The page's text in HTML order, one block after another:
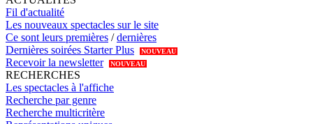
Fil d'actualité
Les nouveaux spectacles sur le site
Ce sont leurs premières /dernières
Dernières soirées Starter Plus
NOUVEAU
Recevoir la newsletter NOUVEAU
RECHERCHES
Les spectacles à l'affiche
Recherche par genre
Recherche multicritère